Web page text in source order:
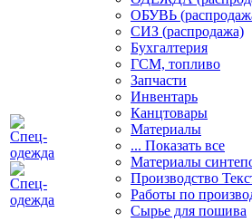
ОБУВЬ
СИЗ (распродажа)
Бухгалтерия
ГСМ, топливо
Запчасти
Инвентарь
Канцтовары
Материалы
... Показать все
Материалы
Производство
Работы по
Сырье для пошива